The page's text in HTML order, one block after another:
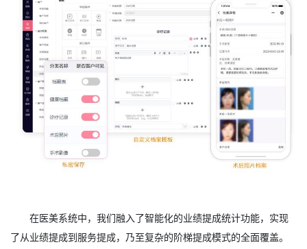
在医美系统中，我们融入了智能化的业绩提成统计功能，实现
了从业绩提成到服务提成，乃至复杂的阶梯提成模式的全面覆盖。